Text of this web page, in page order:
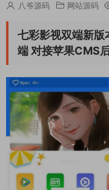
八爷源码 网站源码
七彩影视双端新
端 对接苹果CMS